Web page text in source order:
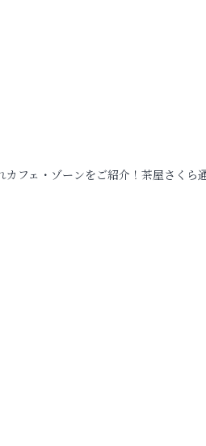
フェ・ゾーンをご紹介！茶屋さくら